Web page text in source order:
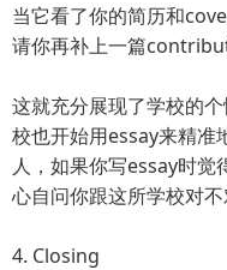
当它看了你的简历和
请你再补上一篇
这就充分展现了学校的
校也开始用essay来精准
人，如果你写essay时觉
心自问你跟这所学校对不
4. Closing